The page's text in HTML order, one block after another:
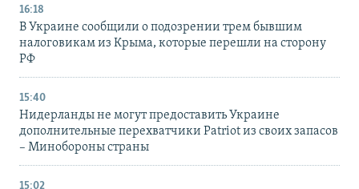
16:18
В Украине сообщили о подозрении трем бывшим
налоговикам из Крыма, которые перешли на сторону
РФ
15:40
Нидерланды не могут предоставить Украине
дополнительные перехватчики Patriot из своих запасов
– Минобороны страны
15:02